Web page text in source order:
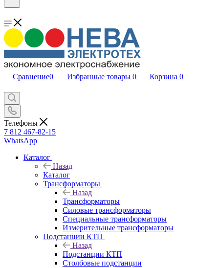
Сравнение0 Избранные товары 0 Корзина 0
Телефоны
7 812 467-82-15
WhatsApp
Каталог
Назад
Каталог
Трансформаторы
Назад
Трансформаторы
Силовые трансформаторы
Специальные трансформаторы
Измерительные трансформаторы
Подстанции КТП
Назад
Подстанции КТП
Столбовые подстанции